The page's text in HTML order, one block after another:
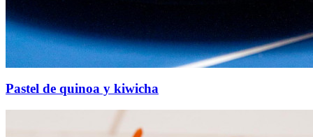
Pastel de quinoa y kiwicha